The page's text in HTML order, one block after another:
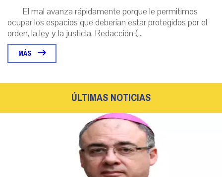
El mal avanza rápidamente porque le permitimos
ocupar los espacios que deberían estar protegidos por el
orden, la ley y la justicia. Redacción (...
MÁS
ÚLTIMAS NOTICIAS